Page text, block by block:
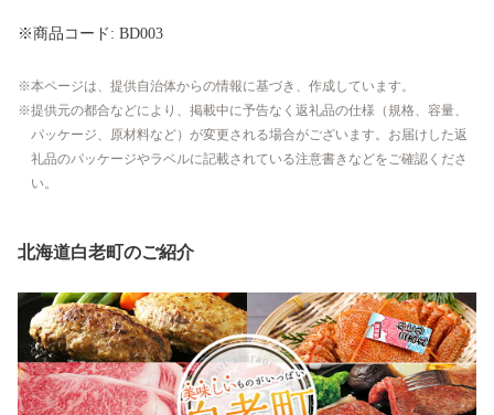
※商品コード: BD003
本ページは、提供自治体からの情報に基づき、作成しています。
提供元の都合などにより、掲載中に予告なく返礼品の仕様（規格、容量、
パッケージ、原材料など）が変更される場合がございます。お届けした返
礼品のパッケージやラベルに記載されている注意書きなどをご確認くださ
い。
北海道白老町のご紹介